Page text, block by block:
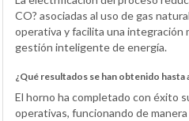
CO? asociadas al uso de gas
operativa y facilita una integración
gestión inteligente de energía.
¿Qué resultados se han obtenido hasta
El horno ha completado con éxito
operativas, funcionando de